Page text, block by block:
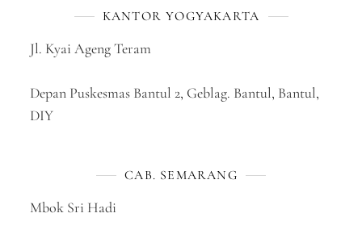
KANTOR YOGYAKARTA
Jl. Kyai Ageng Teram
Depan Puskesmas Bantul 2, Geblag. Bantul, Bantul,
DIY
CAB. SEMARANG
Mbok Sri Hadi